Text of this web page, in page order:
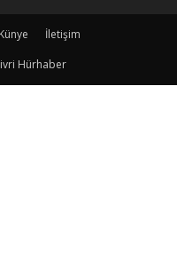
Künye
İletişim
Hürhaber